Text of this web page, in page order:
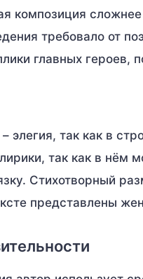
композиция
требовало от
главных героев,
элегия, так как в
так как в нём
Стихотворный
представлены